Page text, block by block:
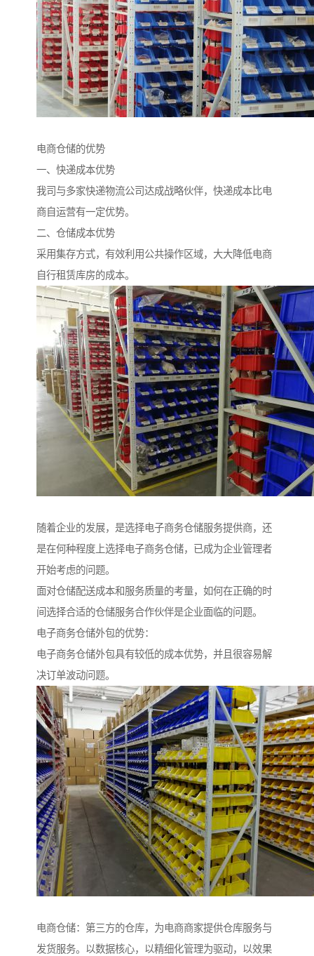
电商仓储的优势
一、快递成本优势
我司与多家快递物流公司达成战略伙伴，快递成本比电
商自运营有一定优势。
二、仓储成本优势
采用集存方式，有效利用公共操作区域，大大降低电商
自行租赁库房的成本。
随着企业的发展，是选择电子商务仓储服务提供商，还
是在何种程度上选择电子商务仓储，已成为企业管理者
开始考虑的问题。
面对仓储配送成本和服务质量的考量，如何在正确的时
间选择合适的仓储服务合作伙伴是企业面临的问题。
电子商务仓储外包的优势：
电子商务仓储外包具有较低的成本优势，并且很容易解
决订单波动问题。
电商仓储：第三方的仓库，为电商商家提供仓库服务与
发货服务。以数据核心，以精细化管理为驱动，以效果